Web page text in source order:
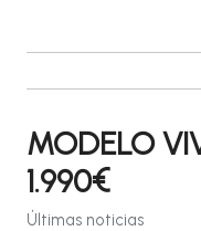
MODELO
1.990€
Últimas noticias